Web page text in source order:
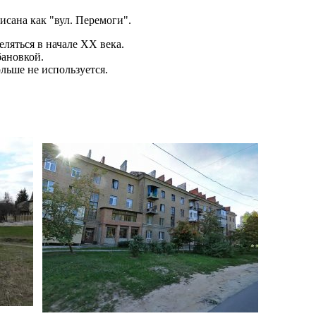
как "вул. Перемоги".
в начале ХХ века.
не используется.